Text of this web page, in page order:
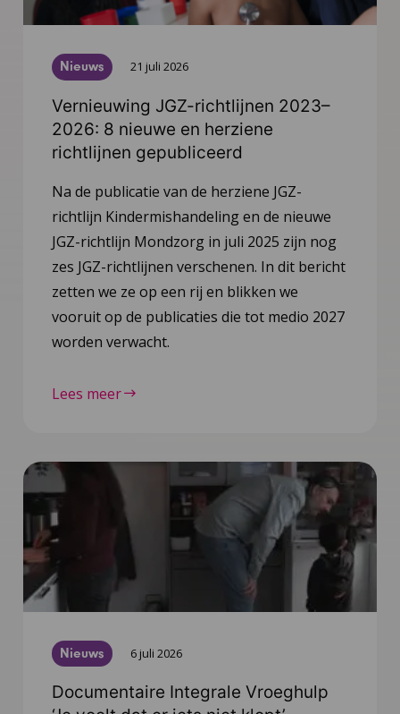
Nieuws 21 juli 2026
Vernieuwing JGZ-richtlijnen 2023–
2026: 8 nieuwe en herziene
richtlijnen gepubliceerd
Na de publicatie van de herziene JGZ-
richtlijn Kindermishandeling en de nieuwe
JGZ-richtlijn Mondzorg in juli 2025 zijn nog
zes JGZ-richtlijnen verschenen. In dit bericht
zetten we ze op een rij en blikken we
vooruit op de publicaties die tot medio 2027
worden verwacht.
Lees meer
Nieuws 6 juli 2026
Documentaire Integrale Vroeghulp